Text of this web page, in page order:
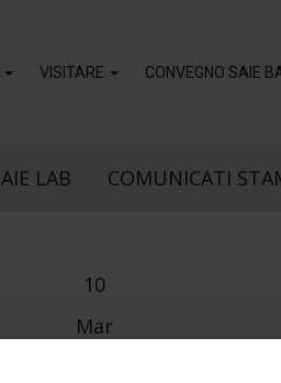
VISITARE CONVEGNO SAIE
LAB COMUNICATI
10
Mar